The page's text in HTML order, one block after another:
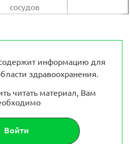
сосудов
информацию для
здравоохранения.
читать материал, Вам
Войти